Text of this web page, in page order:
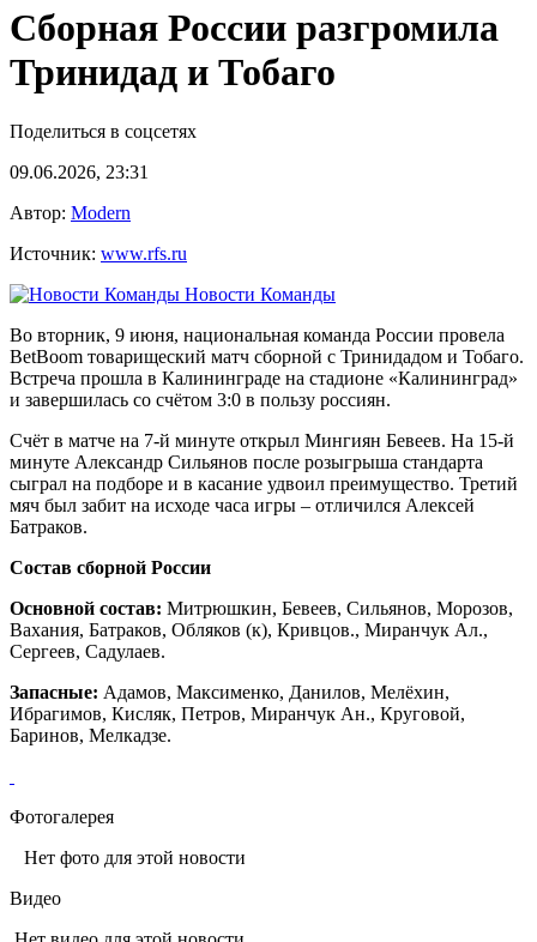
Сборная России разгромила
Тринидад и Тобаго
Поделиться в соцсетях
09.06.2026, 23:31
Автор: Modern
Источник: www.rfs.ru
Новости Команды
Во вторник, 9 июня, национальная команда России провела
BetBoom товарищеский матч сборной с Тринидадом и Тобаго.
Встреча прошла в Калининграде на стадионе «Калининград»
и завершилась со счётом 3:0 в пользу россиян.
Счёт в матче на 7-й минуте открыл Мингиян Бевеев. На 15-й
минуте Александр Сильянов после розыгрыша стандарта
сыграл на подборе и в касание удвоил преимущество. Третий
мяч был забит на исходе часа игры – отличился Алексей
Батраков.
Состав сборной России
Основной состав: Митрюшкин, Бевеев, Сильянов, Морозов,
Вахания, Батраков, Обляков (к), Кривцов., Миранчук Ал.,
Сергеев, Садулаев.
Запасные: Адамов, Максименко, Данилов, Мелёхин,
Ибрагимов, Кисляк, Петров, Миранчук Ан., Круговой,
Баринов, Мелкадзе.
Фотогалерея
Нет фото для этой новости
Видео